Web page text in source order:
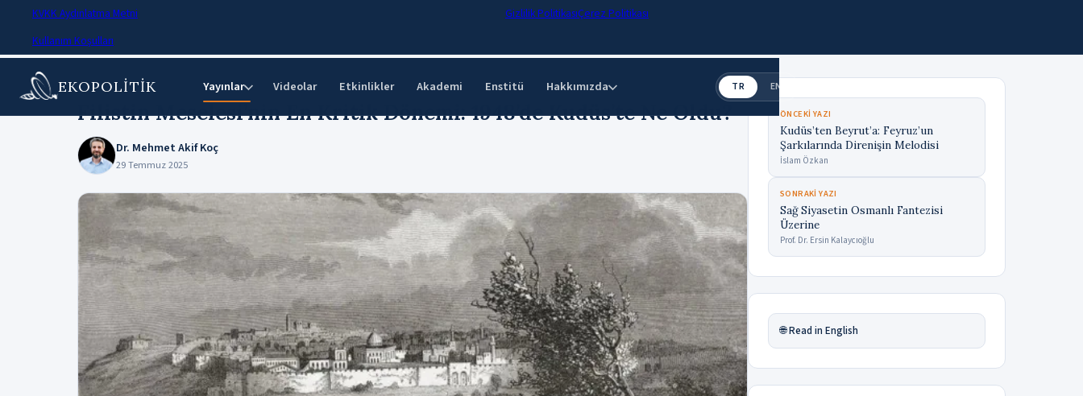
EKOPOLİTİK Yayınlar⌄ Videolar Etkinlikler Akademi Enstitü Hakkımızda⌄ TR EN
Ana Sayfa Makaleler
Filistin Meselesi’nin En Kritik Dönemi: 1948’de Kudüs’te Ne Oldu?
Dr. Mehmet Akif Koç
29 Temmuz 2025
ÖNCEKI YAZI
Kudüs’ten Beyrut’a: Feyruz’un
Şarkılarında Direnişin Melodisi
İslam Özkan
SONRAKI YAZI
Sağ Siyasetin Osmanlı Fantezisi
Üzerine
Prof. Dr. Ersin Kalaycıoğlu
🌐 Read in English
KVKK Aydınlatma Metni Gizlilik PolitikasıÇerez Politikası
Kullanım Koşulları